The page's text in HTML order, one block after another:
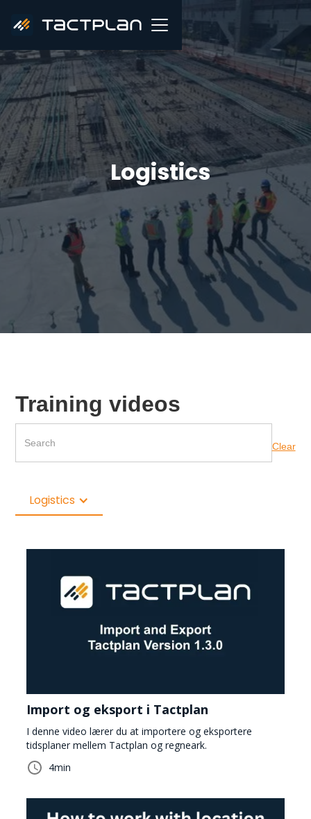
Logistics
Training videos
Clear
Logistics
Import og eksport i Tactplan
I denne video lærer du at importere og eksportere
tidsplaner mellem Tactplan og regneark.
4min